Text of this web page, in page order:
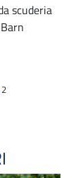
scuderia
2